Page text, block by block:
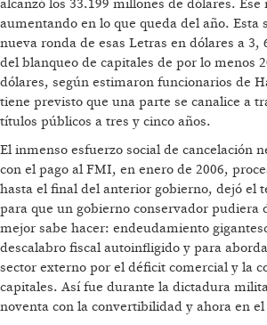
alcanzó los 33.199 millones de dólares.
aumentando en lo que queda del año. Esta
nueva ronda de esas Letras en dólares a 3,
del blanqueo de capitales de por lo menos
dólares, según estimaron funcionarios de
tiene previsto que una parte se canalice a
títulos públicos a tres y cinco años.
El inmenso esfuerzo social de cancelación
con el pago al FMI, en enero de 2006,
hasta el final del anterior gobierno, dejó el
para que un gobierno conservador pudiera
mejor sabe hacer: endeudamiento
descalabro fiscal autoinfligido y para
sector externo por el déficit comercial y la
capitales. Así fue durante la dictadura
noventa con la convertibilidad y ahora en